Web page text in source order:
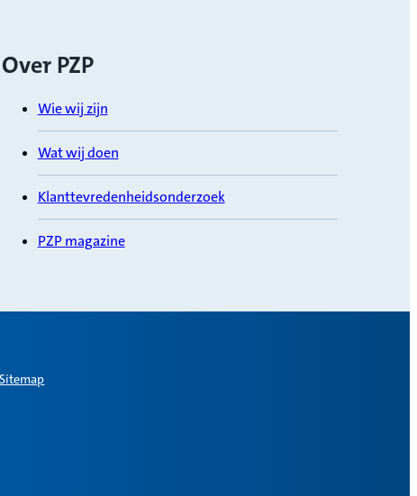
Over PZP
Wie wij zijn
Wat wij doen
Klanttevredenheidsonderzoek
PZP magazine
Sitemap